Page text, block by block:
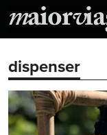
dispenser